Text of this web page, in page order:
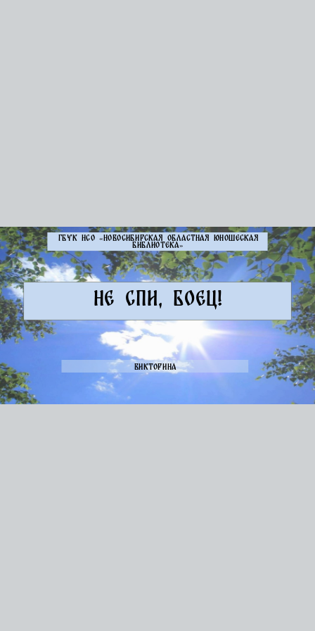
Не спи, боец!
ГБУК НСО «Новосибирская областная юношеская
библиотека»
Викторина